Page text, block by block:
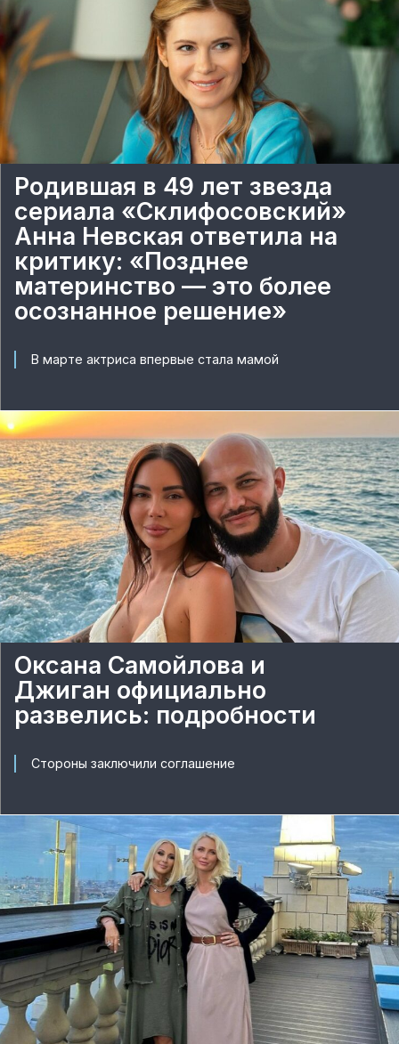
Родившая в 49 лет звезда
сериала «Склифосовский»
Анна Невская ответила на
критику: «Позднее
материнство — это более
осознанное решение»
В марте актриса впервые стала мамой
Оксана Самойлова и
Джиган официально
развелись: подробности
Стороны заключили соглашение